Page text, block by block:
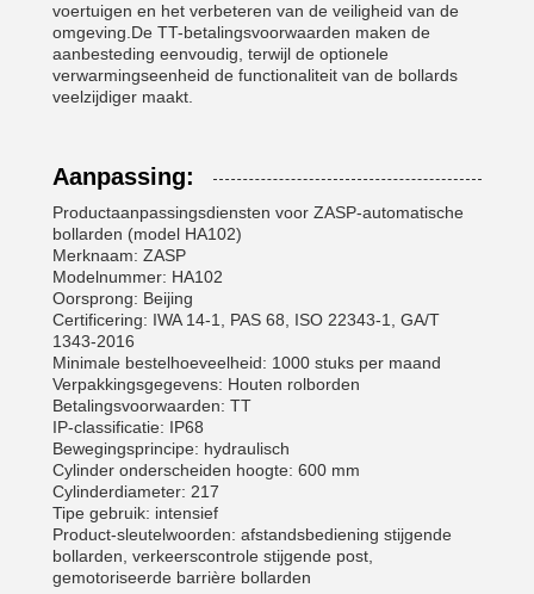
voertuigen en het verbeteren van de veiligheid van de
omgeving.De TT-betalingsvoorwaarden maken de
aanbesteding eenvoudig, terwijl de optionele
verwarmingseenheid de functionaliteit van de bollards
veelzijdiger maakt.
Aanpassing:
Productaanpassingsdiensten voor ZASP-automatische
bollarden (model HA102)
Merknaam: ZASP
Modelnummer: HA102
Oorsprong: Beijing
Certificering: IWA 14-1, PAS 68, ISO 22343-1, GA/T
1343-2016
Minimale bestelhoeveelheid: 1000 stuks per maand
Verpakkingsgegevens: Houten rolborden
Betalingsvoorwaarden: TT
IP-classificatie: IP68
Bewegingsprincipe: hydraulisch
Cylinder onderscheiden hoogte: 600 mm
Cylinderdiameter: 217
Tipe gebruik: intensief
Product-sleutelwoorden: afstandsbediening stijgende
bollarden, verkeerscontrole stijgende post,
gemotoriseerde barrière bollarden